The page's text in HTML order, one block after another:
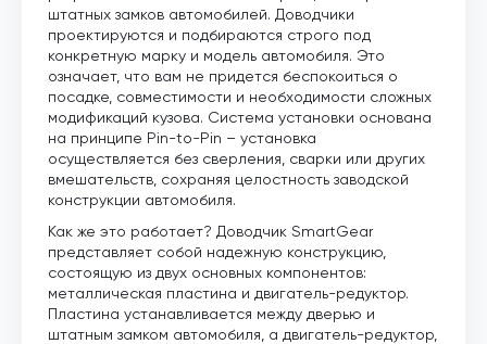
штатных замков автомобилей. Доводчики
проектируются и подбираются строго под
конкретную марку и модель автомобиля. Это
означает, что вам не придется беспокоиться о
посадке, совместимости и необходимости сложных
модификаций кузова. Система установки основана
на принципе Pin-to-Pin – установка
осуществляется без сверления, сварки или других
вмешательств, сохраняя целостность заводской
конструкции автомобиля.
Как же это работает? Доводчик SmartGear
представляет собой надежную конструкцию,
состоящую из двух основных компонентов:
металлическая пластина и двигатель-редуктор.
Пластина устанавливается между дверью и
штатным замком автомобиля, а двигатель-редуктор,